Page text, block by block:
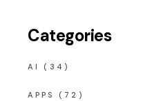
Categories
AI (34)
APPS (72)